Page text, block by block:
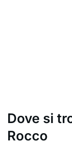
Dove si
Rocco